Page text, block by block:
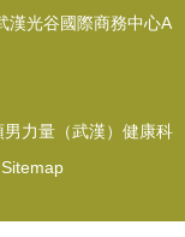
漢光谷國際商務中心A
男力量（武漢）健康科
Sitemap